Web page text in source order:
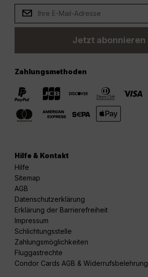
Jetzt abonnieren
Zahlungsmethoden
Hilfe & Kontakt
Hilfe
Sitemap
AGB
Datenschutzerklärung
Erklärung der Barrierefreiheit
Impressum
Schlichtungsstelle
Zahlungsmöglichkeiten
Fluggastrechte
Condor Cards AGB & Widerrufsbelehrung